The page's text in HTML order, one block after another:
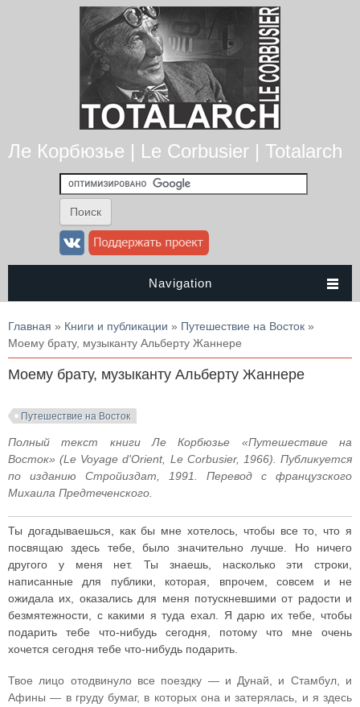
Ле Корбюзье | Le Corbusier | Totalarch
Navigation
Вы здесь
Главная » Книги и публикации » Путешествие на Восток »
Моему брату, музыканту Альберту Жаннере
Моему брату, музыканту Альберту Жаннере
Путешествие на Восток
Полный текст книги Ле Корбюзье «Путешествие на
Восток» (Le Voyage d'Orient, Le Corbusier, 1966). Публикуется
по изданию Стройиздат, 1991. Перевод с французского
Михаила Предтеченского.
Ты догадываешься, как бы мне хотелось, чтобы все то, что я
посвящаю здесь тебе, было значительно лучше. Но ничего
другого у меня нет. Ты знаешь, насколько эти строки,
написанные для публики, которая, впрочем, совсем и не
ожидала их, оказались для меня потускневшими от радости и
безмятежности, с какими я туда ехал. Я дарю их тебе, чтобы
подарить тебе что-нибудь сегодня, потому что мне очень
хочется сегодня тебе что-нибудь подарить.
Твое лицо отодвинуло все поездку — и Дунай, и Стамбул, и
Афины — в груду бумаг, в которых она и затерялась, и я здесь